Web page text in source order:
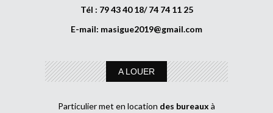
Tél : 79 43 40 18/ 74 74 11 25
E-mail: masigue2019@gmail.com
A LOUER
Particulier met en location des bureaux à